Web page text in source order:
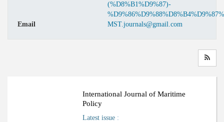
(%D8%B1%D9%87)-
Email
MST.journals@gmail.com
International Journal of Maritime
Policy
Latest issue :